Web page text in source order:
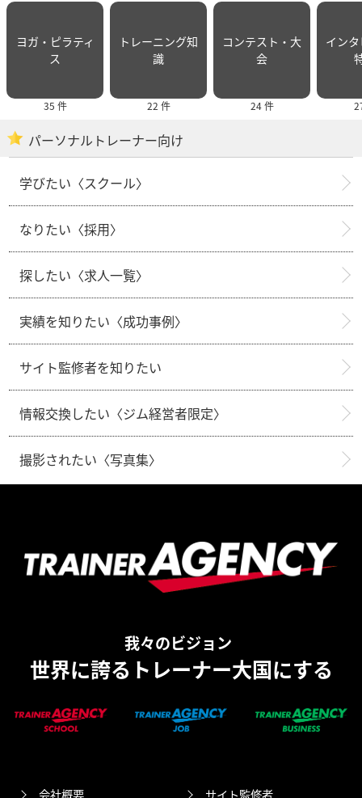
ヨガ・ピラティ
ス
35 件
トレーニング知
識
22 件
コンテスト・大
会
24 件
イン
パーソナルトレーナー向け
学びたい〈スクール〉
なりたい〈採用〉
探したい〈求人一覧〉
実績を知りたい〈成功事例〉
サイト監修者を知りたい
情報交換したい〈ジム経営者限定〉
撮影されたい〈写真集〉
我々のビジョン
世界に誇るトレーナー大国にする
会社概要 サイト監修者